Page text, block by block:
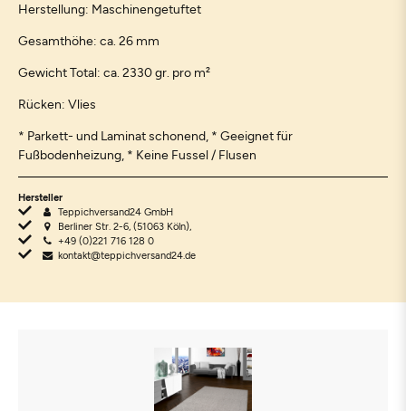
Herstellung: Maschinengetuftet
Gesamthöhe: ca. 26 mm
Gewicht Total: ca. 2330 gr. pro m²
Rücken: Vlies
* Parkett- und Laminat schonend, * Geeignet für
Fußbodenheizung, * Keine Fussel / Flusen
Hersteller
Teppichversand24 GmbH
Berliner Str. 2-6, (51063 Köln),
+49 (0)221 716 128 0
kontakt@teppichversand24.de